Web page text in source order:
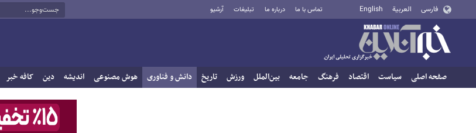
فارسی العربية English تماس با ما درباره ما تبلیغات آرشیو
صفحه اصلی سیاست اقتصاد فرهنگ جامعه بین‌الملل ورزش تاریخ دانش و فناوری هوش مصنوعی اندیشه دین کافه خبر